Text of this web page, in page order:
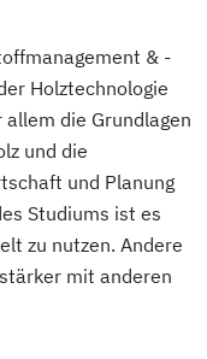
Soziale
Resource
& -
Holztechnologie
die Grundlagen
und die
und Planung
Studiums ist es
zu nutzen. Andere
mit anderen